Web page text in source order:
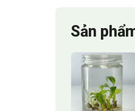
Sản